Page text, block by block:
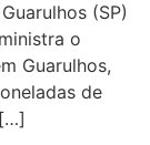
(SP)
o
Guarulhos,
de